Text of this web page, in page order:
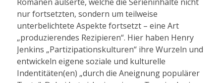
nur fortsetzten, sondern um teilweise
unterbelichtete Aspekte fortsetzt – eine Art
„produzierendes Rezipieren“. Hier haben Henry
Jenkins „Partizipationskulturen“ ihre Wurzeln und
entwickeln eigene soziale und kulturelle
Indentitäten(en) „durch die Aneignung populärer